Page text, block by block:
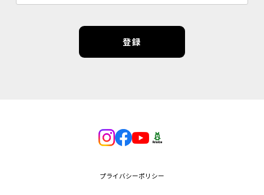
登録
プライバシーポリシー